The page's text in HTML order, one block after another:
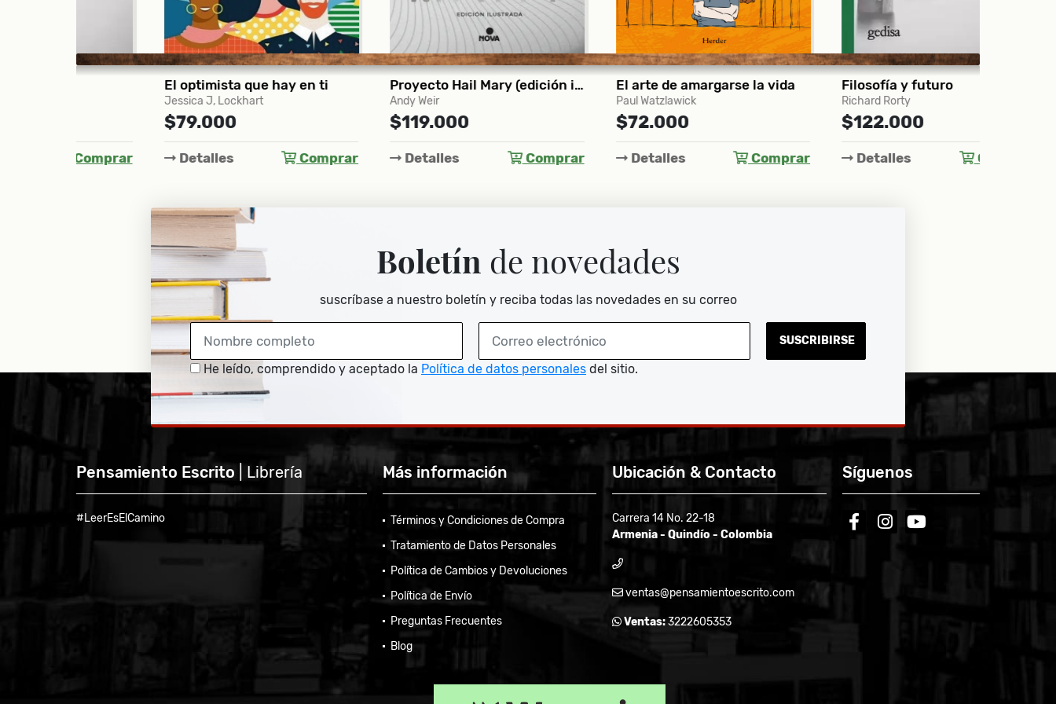
El optimista que hay en ti
Jessica J, Lockhart
$79.000
Detalles Comprar
Proyecto Hail Mary (edición ilustrada)
$119.000
Detalles Comprar
El arte de amargarse la vida
Paul Watzlawick
$72.000
Detalles Comprar
Filosofía y futuro
$122.000
Detalles Comprar
Boletín de novedades
suscríbase a nuestro boletín y reciba todas las novedades en su correo
SUSCRIBIRSE
He leído, comprendido y aceptado la Política de datos personales del sitio.
Pensamiento Escrito | Librería
#LeerEsElCamino
Más información
Términos y Condiciones de Compra
Tratamiento de Datos Personales
Política de Cambios y Devoluciones
Política de Envío
Preguntas Frecuentes
Blog
Ubicación & Contacto
Carrera 14 No. 22-18
Armenia - Quindío - Colombia
ventas@pensamientoescrito.com
Ventas:3222605353
Síguenos
facebookinstagramyoutube